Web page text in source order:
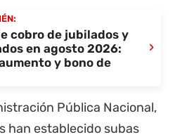
cobro de jubilados y
en agosto 2026:
y bono de
›
Pública Nacional,
han establecido subas